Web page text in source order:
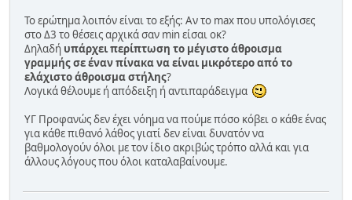
Το ερώτημα λοιπόν είναι το εξής: Αν το max που υπολόγισες
στο Δ3 το θέσεις αρχικά σαν min είσαι οκ?
Δηλαδή υπάρχει περίπτωση το μέγιστο άθροισμα
γραμμής σε έναν πίνακα να είναι μικρότερο από το
ελάχιστο άθροισμα στήλης?
Λογικά θέλουμε ή απόδειξη ή αντιπαράδειγμα
ΥΓ Προφανώς δεν έχει νόημα να πούμε πόσο κόβει ο κάθε ένας
για κάθε πιθανό λάθος γιατί δεν είναι δυνατόν να
βαθμολογούν όλοι με τον ίδιο ακριβώς τρόπο αλλά και για
άλλους λόγους που όλοι καταλαβαίνουμε.